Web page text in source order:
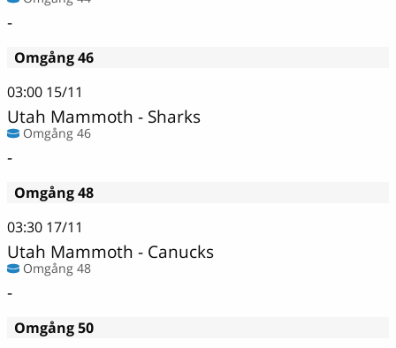
-
Omgång 46
03:00 15/11
Utah Mammoth - Sharks
Omgång 46
-
Omgång 48
03:30 17/11
Utah Mammoth - Canucks
Omgång 48
-
Omgång 50